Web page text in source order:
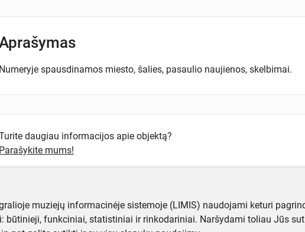
Numeryje spausdinamos miesto, šalies, pasaulio naujienos, skelbimai.
daugiau informacijos apie objektą?
Parašykite mums!
muziejų informacinėje sistemoje (LIMIS) naudojami keturi
būtinieji, funkciniai, statistiniai ir rinkodariniai. Naršydami toliau Jūs